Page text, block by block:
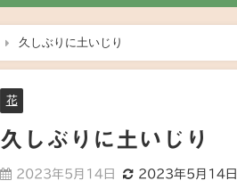
久しぶりに土いじり
花
久しぶりに土いじり
2023年5月14日 2023年5月14